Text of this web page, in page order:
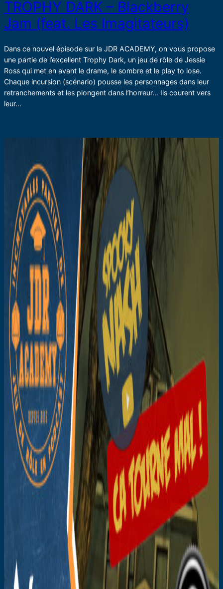
TROPHY DARK – Blackberry
Jam (feat. Les Imagitateurs)
Dans ce nouvel épisode sur la JDR ACADEMY, on vous propose
une partie de l’excellent Trophy Dark, un jeu de rôle de Jessie
Ross qui met en avant le drame, le sombre et le play to lose.
Chaque incursion (scénario) pousse les personnages dans leur
retranchements et les plongent dans l’horreur… Ils courent vers
leur…